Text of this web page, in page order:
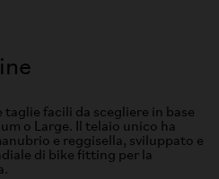
taglie facili da scegliere in base
o Large. Il telaio unico ha
e reggisella, sviluppato e
di bike fitting per la